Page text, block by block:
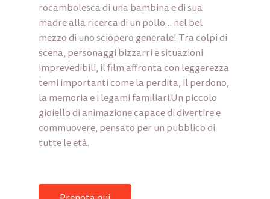
rocambolesca di una bambina e di sua
madre alla ricerca di un pollo… nel bel
mezzo di uno sciopero generale! Tracolpi di
scena, personaggi bizzarri e situazioni
imprevedibili, il film affronta con leggerezza
temi importanti come la perdita, il perdono,
la memoria e i legami familiari.Un piccolo
gioiello di animazione capace di divertire e
commuovere, pensato per un pubblico di
tutte leetà.